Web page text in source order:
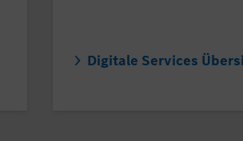
Digitale Services